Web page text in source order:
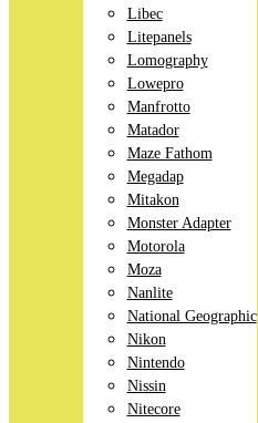
Libec
Litepanels
Lomography
Lowepro
Manfrotto
Matador
Maze Fathom
Megadap
Mitakon
Monster Adapter
Motorola
Moza
Nanlite
National Geographic
Nikon
Nintendo
Nissin
Nitecore